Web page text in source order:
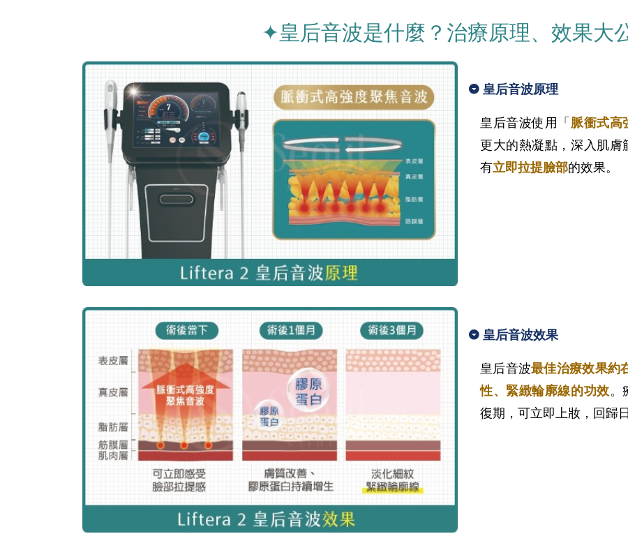
✦皇后音波是什麼？治療原理、效果大
皇后音波原理
皇后音波使用「 脈衝式高
更大的熱凝點，深入肌
有立即拉提臉部的效果。
皇后音波效果
皇后音波最佳治療效果約
性、緊緻輪廓線的功效。
復期，可立即上妝，回歸